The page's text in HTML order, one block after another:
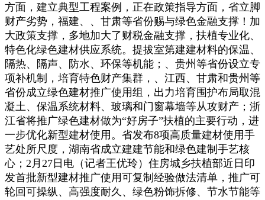
方面，建立典型工程案例，正在政策指导方面，省立脚
财产劣势，福建、、甘肃等省份赐与绿色金融支撑！加
大政策支撑，多地加大了财税金融支撑，扶植专业化、
特色化绿色建材供应系统。提拔室第建建材料的保温、
隔热、隔声、防水、环保等机能；、贵州等省份设立专
项补机制，培育特色财产集群，、江西、甘肃和贵州等
省份成立绿色建材推广使用组，出力培育围护布局取混
凝土、保温系统材料、玻璃和门窗幕墙等从攻财产；浙
江省将推广绿色建材做为“好房子”扶植的主要行动，进
一步优化新型建材使用。省发布8项高质量建材使用手
艺处所尺度，湖南省成立建建节能和绿色建制手艺核
心；2月27日电（记者王优玲）住房城乡扶植部近日印
发首批新型建材推广使用可复制经验做法清单，推广可
轮回可操纵、高强度耐久、绿色粉饰拆修、节水节能等